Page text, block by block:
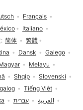
Français
Italiano
简体
繁體
Dansk
Galego
Melayu
Shqip
Slovenski
Tiếng Việt
עברית
العربية